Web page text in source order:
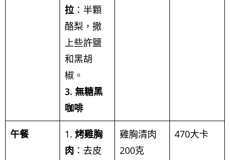
拉：半顆
酪梨，撒
上些許鹽
和黑胡
椒。
3. 無糖黑
咖啡
午餐 1. 烤雞胸
肉 ：去皮
雞胸清肉
200克
470大卡